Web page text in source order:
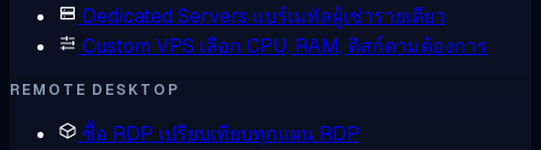
Dedicated Servers แบร์เมทัลผู้เช่ารายเดียว
Custom VPS เลือก CPU, RAM, ดิสก์ตามต้องการ
REMOTE DESKTOP
ซื้อ RDP เปรียบเทียบทุกแผน RDP